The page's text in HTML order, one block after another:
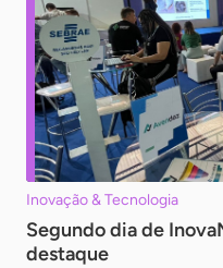
Inovação & Tecnologia
Segundo dia de
destaque